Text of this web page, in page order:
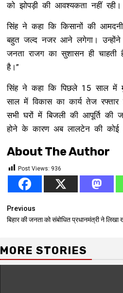
को झोपड़ी की आवश्यकता नहीं रही।
सिंह ने कहा कि किसानों की
बहुत जल्द नजर आने लगेगा। उन्होंने
जनता राजग का सुशासन ही चाहती
है।”
सिंह ने कहा कि पिछले 15 साल में
साल में विकास का कार्य तेज
सभी घरों में बिजली की आपूर्ति की
होने के कारण अब लालटेन की कोई
About The Author
Post Views: 936
Continue
Reading
Previous
बिहार की जनता को संबोधित प्रधानमंत्री ने लिखा
MORE STORIES